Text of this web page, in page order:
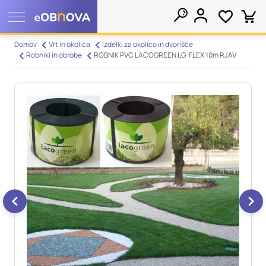
Domov Vrt in okolica
Izdelki za okolico in dvorišče
Robniki in obrobe
ROBNIK PVC LACOGREEN LG-FLEX 10m RJAV
Nastavitve piškotkov
Ko obiščete katero koli spletno mesto, mesto lahko shrani ali
pridobi informacije iz vašega brskalnika, večinoma v obliki
piškotkov. Te informacije se lahko navezujejo na vas, vaše
nastavitve, vašo napravo ali pa skrbijo, da vaše spletno mesto
deluje v skladu z vašimi pričakovanji. Te informacije običajno
ne razkrivajo neposredno vaše identitete, vendar vam lahko
zagotovijo bolj prilagojeno spletno uporabniško izkušnjo.
Nekatere vrste piškotkov lahko zavrnete. Klikajte različna
imena kategorij, da si ogledate več informacij in spremenite
privzete nastavitve. Blokiranje določenih vrst piškotkov vpliva
na vašo uporabo tega spletnega mesta in naše storitve.Več
informacij
Obvezni piškotki
Vedno aktivni